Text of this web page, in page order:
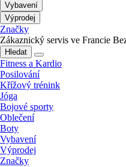
Vybavení
Výprodej
Značky
Zákaznický servis ve Francie
Hledat
Fitness a Kardio
Posilování
Křížový trénink
Jóga
Bojové sporty
Oblečení
Boty
Vybavení
Výprodej
Značky